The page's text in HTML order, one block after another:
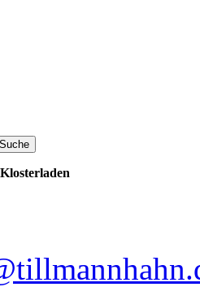
die
professioneller Rezepte.
Nachkochbar, aber